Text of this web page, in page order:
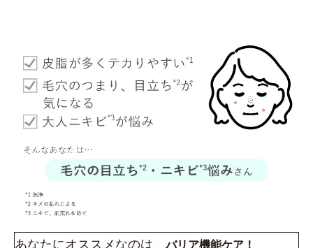
あなたにオススメなのは、バリア機能ケア！